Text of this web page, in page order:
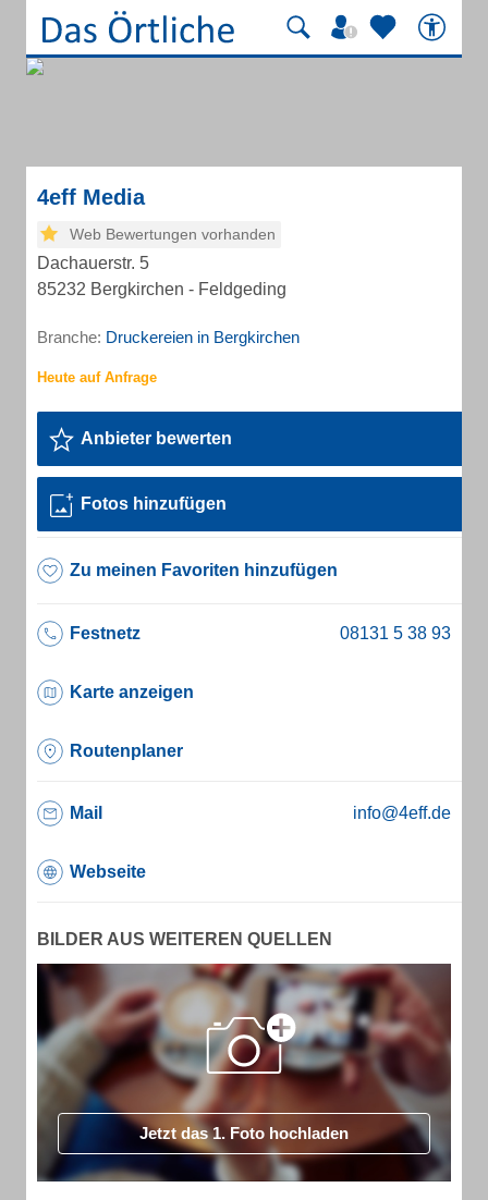
4eff Media
Web Bewertungen vorhanden
Dachauerstr. 5
85232 Bergkirchen - Feldgeding
Branche: Druckereien in Bergkirchen
Anbieter bewerten
Fotos hinzufügen
Zu meinen Favoriten hinzufügen
Festnetz
Karte anzeigen
Routenplaner
Mail info@4eff.de
Webseite
BILDER AUS WEITEREN QUELLEN
Jetzt das 1. Foto hochladen